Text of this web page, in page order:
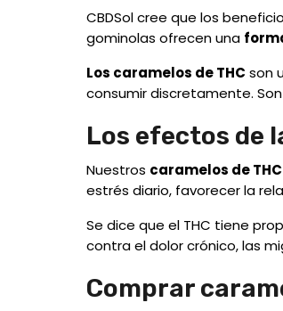
CBDSol cree que los
gominolas ofrecen una
Los caramelos de THC son
consumir discretamente.
Los efectos de
Nuestros caramelos de
estrés diario, favorecer la
Se dice que el THC tiene
contra el dolor crónico, las
Comprar